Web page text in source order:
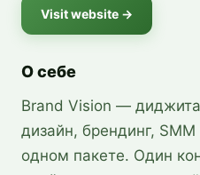
Visit website →
О себе
Brand Vision —
дизайн, брендинг,
одном пакете. Один